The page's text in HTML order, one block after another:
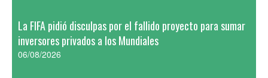
La FIFA pidió disculpas por el fallido proyecto para sumar
inversores privados a los Mundiales
06/08/2026